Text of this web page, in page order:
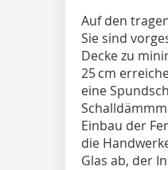
Auf den
Sie sind
Decke zu
25 cm
eine
Einbau der
die
Glas ab, der